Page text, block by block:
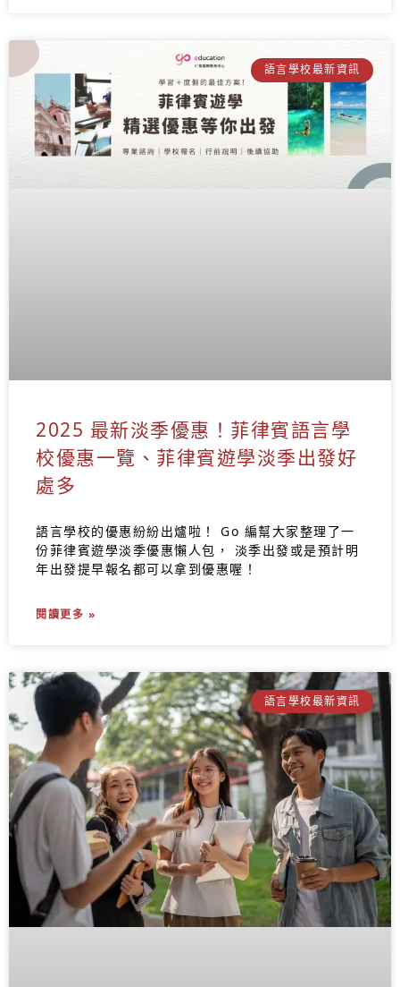
語言學校最新資訊
2025 最新淡季優惠！菲律賓語言學
校優惠一覽、菲律賓遊學淡季出發好
處多
語言學校的優惠紛紛出爐啦！ Go 編幫大家整理了一
份菲律賓遊學淡季優惠懶人包， 淡季出發或是預計明
年出發提早報名都可以拿到優惠喔！
閱讀更多 »
語言學校最新資訊